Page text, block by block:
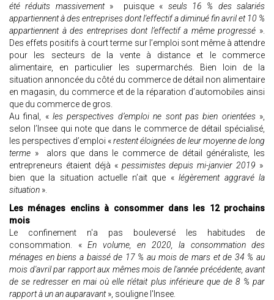
été réduits massivement » puisque « seuls 16 % des salariés
appartiennent à des entreprises dont l'effectif a diminué fin avril et 10 %
appartiennent à des entreprises dont l’effectif a même progressé ».
Des effets positifs à court terme sur l’emploi sont même à attendre
pour les secteurs de la vente à distance et le commerce
alimentaire, en particulier les supermarchés. Bien loin de la
situation annoncée du côté du commerce de détail non alimentaire
en magasin, du commerce et de la réparation d’automobiles ainsi
que du commerce de gros.
Au final, «les perspectives d’emploi ne sont pas bien orientées »,
selon l’Insee qui note que dans le commerce de détail spécialisé,
les perspectives d’emploi «restent éloignées de leur moyenne de long
terme » alors que dans le commerce de détail généraliste, les
entrepreneurs étaient déjà « pessimistes depuis mi-janvier 2019 »
bien que la situation actuelle n’ait que « légèrement aggravé la
situation ».
Les ménages enclins à consommer dans les 12 prochains
mois
Le confinement n'a pas bouleversé les habitudes de
consommation. « En volume, en 2020, la consommation des
ménages en biens a baissé de 17 % au mois de mars et de 34 % au
mois d'avril par rapport aux mêmes mois de l'année précédente, avant
de se redresser en mai où elle n'était plus inférieure que de 8 % par
rapport à un an auparavant», souligne l'Insee.